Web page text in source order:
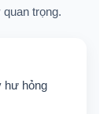
trọng.
hư hỏng